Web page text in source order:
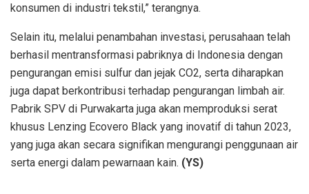
konsumen di industri tekstil,” terangnya.
Selain itu, melalui penambahan investasi, perusahaan telah
berhasil mentransformasi pabriknya di Indonesia dengan
pengurangan emisi sulfur dan jejak CO2, serta diharapkan
juga dapat berkontribusi terhadap pengurangan limbah air.
Pabrik SPV di Purwakarta juga akan memproduksi serat
khusus Lenzing Ecovero Black yang inovatif di tahun 2023,
yang juga akan secara signifikan mengurangi penggunaan air
serta energi dalam pewarnaan kain. (YS)